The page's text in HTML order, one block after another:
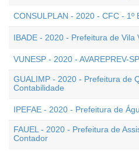
CONSULPLAN - 2020 - CFC - 1º
IBADE - 2020 - Prefeitura de Vila
VUNESP - 2020 - AVAREPREV-
GUALIMP - 2020 - Prefeitura de
Contabilidade
IPEFAE - 2020 - Prefeitura de
FAUEL - 2020 - Prefeitura de
Contador